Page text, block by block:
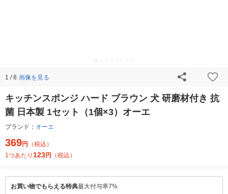
1 / 8 画像を見る
キッチンスポンジ ハード ブラウン 犬 研磨材付き 抗
菌 日本製 1セット（1個×3）オーエ
ブランド： オーエ
369円
（税込）
1つあたり 123円 （税込）
お買い物でもらえる特典最大付与率7%